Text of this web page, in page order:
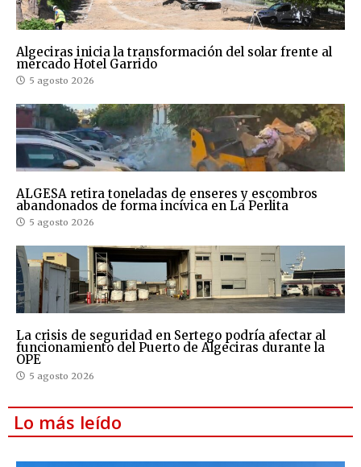
Algeciras inicia la transformación del solar frente al
mercado Hotel Garrido
5 agosto 2026
ALGESA retira toneladas de enseres y escombros
abandonados de forma incívica en La Perlita
5 agosto 2026
La crisis de seguridad en Sertego podría afectar al
funcionamiento del Puerto de Algeciras durante la
OPE
5 agosto 2026
Lo más leído